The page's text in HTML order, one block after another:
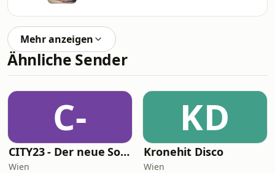
Mehr anzeigen
Ähnliche Sender
C-
CITY23 - Der neue Soundtrack für Wien - Chill, Baby!
Wien
KD
Kronehit Disco
Wien